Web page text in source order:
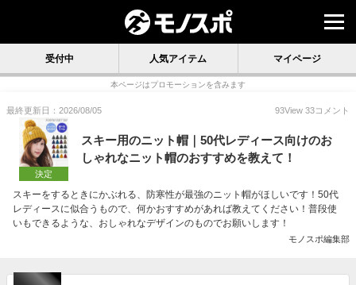
受付中 人気アイテム マイページ
本ページはプロモーションを含みます
最終更新日：2026/08/05 93View 33コメント
決定
スキー用のニット帽｜50代レディース向けのお
しゃれなニット帽のおすすめを教えて！
スキーをするときにかぶれる、防寒性が最強のニット帽がほしいです！50代
レディースに似合うもので、何かおすすめがあれば教えてください！普段使
いもできるような、おしゃれなデザインのものでお願いします！
モノスポ編集部